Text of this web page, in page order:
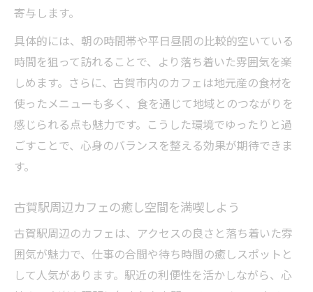
寄与します。
具体的には、朝の時間帯や平日昼間の比較的空いている
時間を狙って訪れることで、より落ち着いた雰囲気を楽
しめます。さらに、古賀市内のカフェは地元産の食材を
使ったメニューも多く、食を通じて地域とのつながりを
感じられる点も魅力です。こうした環境でゆったりと過
ごすことで、心身のバランスを整える効果が期待できま
す。
古賀駅周辺カフェの癒し空間を満喫しよう
古賀駅周辺のカフェは、アクセスの良さと落ち着いた雰
囲気が魅力で、仕事の合間や待ち時間の癒しスポットと
して人気があります。駅近の利便性を活かしながら、心